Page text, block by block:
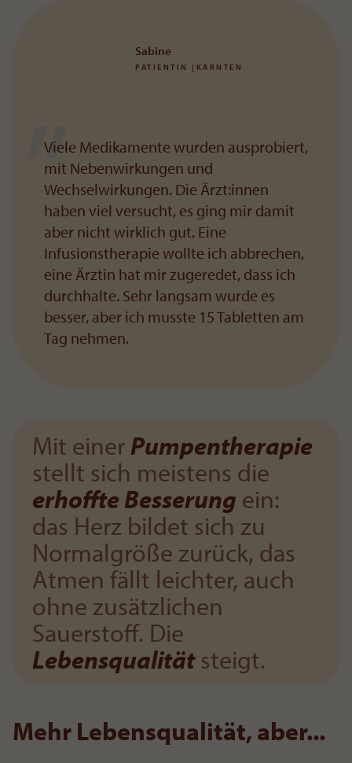
Sabine
PATIENTIN |KÄRNTEN
Viele Medikamente wurden ausprobiert,
mit Nebenwirkungen und
Wechselwirkungen. Die Ärzt:innen
haben viel versucht, es ging mir damit
aber nicht wirklich gut. Eine
Infusionstherapie wollte ich abbrechen,
eine Ärztin hat mir zugeredet, dass ich
durchhalte. Sehr langsam wurde es
besser, aber ich musste 15 Tabletten am
Tag nehmen.
Mit einer Pumpentherapie
stellt sich meistens die
erhoffte Besserung ein:
das Herz bildet sich zu
Normalgröße zurück, das
Atmen fällt leichter, auch
ohne zusätzlichen
Sauerstoff. Die
Lebensqualitätsteigt.
Mehr Lebensqualität, aber...